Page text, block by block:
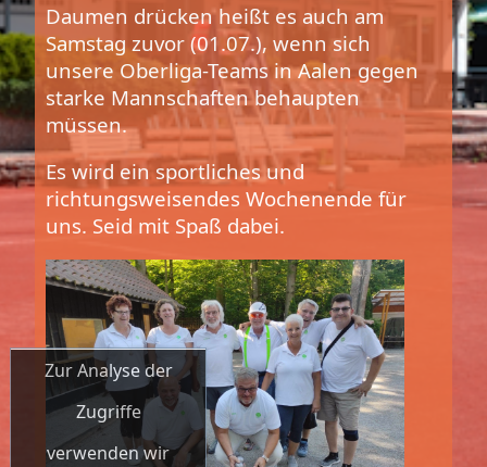
Zur Analyse der
Zugriffe
verwenden wir
Daumen drücken heißt es auch am
Samstag zuvor (01.07.), wenn sich
unsere Oberliga-Teams in Aalen gegen
starke Mannschaften behaupten
müssen.
Es wird ein sportliches und
richtungsweisendes Wochenende für
uns. Seid mit Spaß dabei.